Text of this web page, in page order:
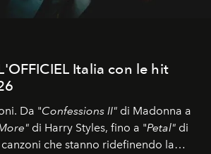
Italia con le hit
Da "Confessions II" di Madonna a
di Harry Styles, fino a "Petal" di
che stanno ridefinendo la